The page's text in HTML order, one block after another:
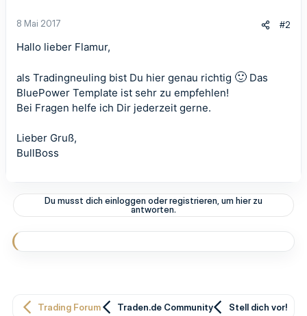
:
8 Mai 2017 #2
Hallo lieber Flamur,
als Tradingneuling bist Du hier genau richtig 🙂 Das
BluePower Template ist sehr zu empfehlen!
Bei Fragen helfe ich Dir jederzeit gerne.
Lieber Gruß,
BullBoss
Du musst dich einloggen oder registrieren, um hier zu
antworten.
Trading Forum Traden.de Community Stell dich vor!